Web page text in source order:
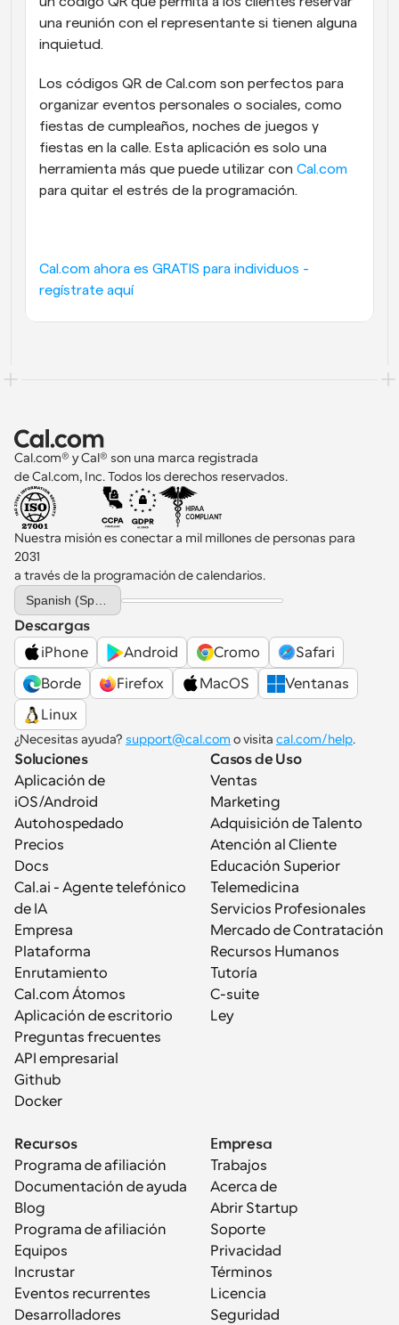
una reunión con el representante si tienen alguna
inquietud.
Los códigos QR de Cal.com son perfectos para
organizar eventos personales o sociales, como
fiestas de cumpleaños, noches de juegos y
fiestas en la calle. Esta aplicación es solo una
herramienta más que puede utilizar con Cal.com
para quitar el estrés de la programación.
Cal.com ahora es GRATIS para individuos -
regístrate aquí
Cal.com® y Cal® son una marca registrada
de Cal.com, Inc. Todos los derechos reservados.
Nuestra misión es conectar a mil millones de personas para
2031
a través de la programación de calendarios.
Select Language
Descargas
iPhone
Android Cromo
Safari
Borde
Firefox MacOS
Ventanas
Linux
¿Necesitas ayuda? support@cal.com o visita cal.com/help.
Soluciones
Aplicación de
iOS/Android
Autohospedado
Precios
Docs
Cal.ai - Agente telefónico
de IA
Empresa
Plataforma
Enrutamiento
Cal.com Átomos
Aplicación de escritorio
Preguntas frecuentes
API empresarial
Github
Docker
Casos de Uso
Ventas
Marketing
Adquisición de Talento
Atención al Cliente
Educación Superior
Telemedicina
Servicios Profesionales
Mercado de Contratación
Recursos Humanos
Tutoría
C-suite
Ley
Recursos
Programa de afiliación
Documentación de ayuda
Blog
Programa de afiliación
Equipos
Incrustar
Eventos recurrentes
Desarrolladores
Empresa
Trabajos
Acerca de
Abrir Startup
Soporte
Privacidad
Términos
Licencia
Seguridad